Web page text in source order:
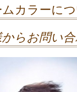
ムカラーに
らお問い